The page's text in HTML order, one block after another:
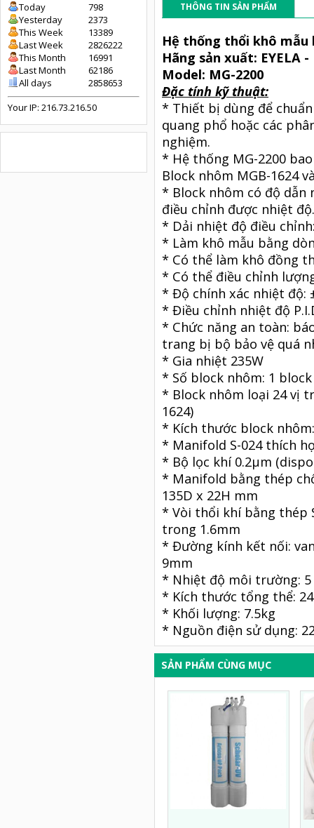
Today
798
Yesterday
2373
This Week
13389
Last Week
2826222
This Month
16991
Last Month
62186
All days
2858653
Your IP: 216.73.216.50
THÔNG TIN SẢN PHẨM
Hệ thống thổi khô mẫu
Hãng sản xuất: EYELA -
Model: MG-2200
Đặc tính kỹ thuật:
* Thiết bị dùng để
quang phổ hoặc các
nghiệm.
* Hệ thống MG-2200
Block nhôm MGB-1624
* Block nhôm có độ dẫn
điều chỉnh được nhiệt độ.
* Dải nhiệt độ điều
* Làm khô mẫu bằng
* Có thể làm khô đồng
* Có thể điều chỉnh
* Độ chính xác nhiệt độ:
* Điều chỉnh nhiệt độ
* Chức năng an toàn:
trang bị bộ bảo vệ quá
* Gia nhiệt 235W
* Số block nhôm: 1 block
* Block nhôm loại 24 vị
1624)
* Kích thước block
* Manifold S-024 thích
* Bộ lọc khí 0.2µm
* Manifold bằng thép
135D x 22H mm
* Vòi thổi khí bằng thép
trong 1.6mm
* Đường kính kết nối:
9mm
* Nhiệt độ môi trường: 5
* Kích thước tổng thể:
* Khối lượng: 7.5kg
* Nguồn điện sử dụng:
SẢN PHẨM CÙNG MỤC